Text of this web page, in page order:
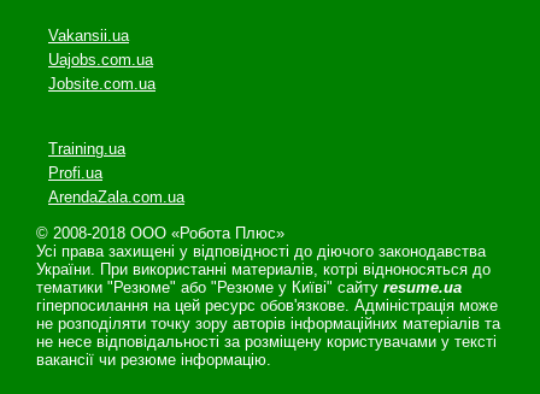
Vakansii.ua
Uajobs.com.ua
Jobsite.com.ua
Training.ua
Profi.ua
ArendaZala.com.ua
© 2008-2018 ООО «Робота Плюс»
Усі права захищені у відповідності до діючого законодавства
України. При використанні материалів, котрі відноносяться до
тематики "Резюме" або "Резюме у Київі" сайту resume.ua
гіперпосилання на цей ресурс обов'язкове. Адміністрація може
не розподіляти точку зору авторів інформаційних матеріалів та
не несе відповідальності за розміщену користувачами у тексті
вакансії чи резюме інформацію.